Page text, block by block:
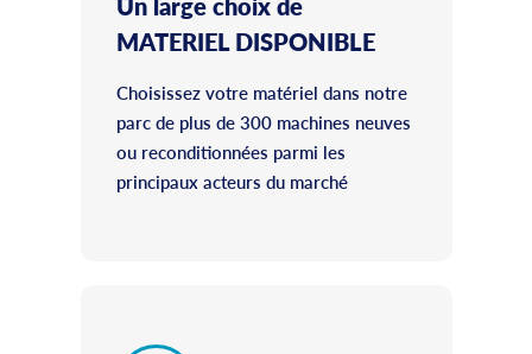
MATERIEL DISPONIBLE
Choisissez votre matériel dans notre
parc de plus de 300 machines neuves
ou reconditionnées parmi les
principaux acteurs du marché